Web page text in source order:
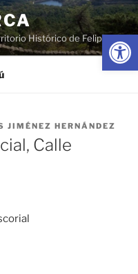
Abrir
Histórico de Felipe II
JIMÉNEZ HERNÁNDEZ
Calle